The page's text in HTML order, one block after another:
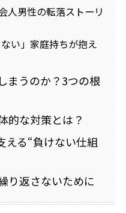
人男性の転落ストーリ
ない」家庭持ちが抱え
まうのか？3つの根
的な対策とは？
える“負けない仕組
り返さないために